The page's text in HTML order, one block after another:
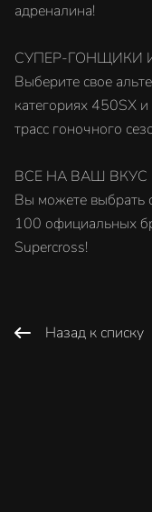
адреналина!
СУПЕР-ГОНЩИКИ
Выберите свое
категориях 450SX
трасс гоночного
ВСЕ НА ВАШ ВКУС
Вы можете выбрать
100 официальных
Supercross!
Назад к списку